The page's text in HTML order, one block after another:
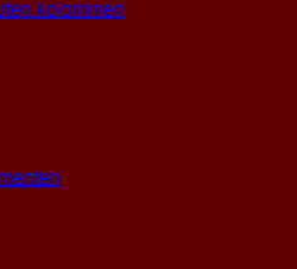
kolommen